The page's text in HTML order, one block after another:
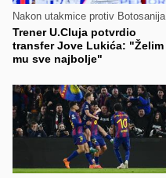
Nakon utakmice protiv Botosanija
Trener U.Cluja potvrdio
transfer Jove Lukića: "Želim
mu sve najbolje"